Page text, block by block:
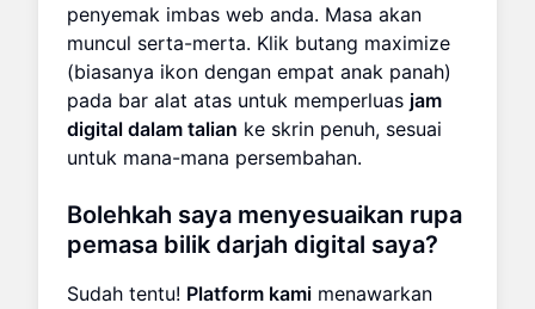
penyemak imbas web anda. Masa akan
muncul serta-merta. Klik butang maximize
(biasanya ikon dengan empat anak panah)
pada bar alat atas untuk memperluas jam
digital dalam talian ke skrin penuh, sesuai
untuk mana-mana persembahan.
Bolehkah saya menyesuaikan rupa
pemasa bilik darjah digital saya?
Sudah tentu! Platform kami menawarkan